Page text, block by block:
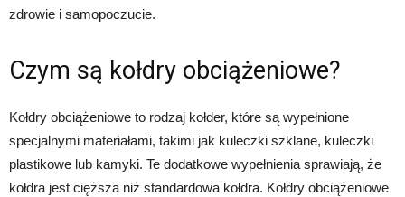
zdrowie i samopoczucie.
Czym są kołdry obciążeniowe?
Kołdry obciążeniowe to rodzaj kołder, które są wypełnione
specjalnymi materiałami, takimi jak kuleczki szklane, kuleczki
plastikowe lub kamyki. Te dodatkowe wypełnienia sprawiają, że
kołdra jest cięższa niż standardowa kołdra. Kołdry obciążeniowe